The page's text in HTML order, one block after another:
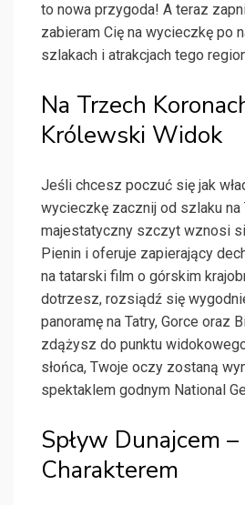
to nowa przygoda! A teraz
zabieram Cię na wycieczkę po
szlakach i atrakcjach tego
Na Trzech
Królewski Widok
Jeśli chcesz poczuć się jak
wycieczkę zacznij od szlaku na
majestatyczny szczyt wznosi
Pienin i oferuje zapierający
na tatarski film o górskim
dotrzesz, rozsiądź się
panoramę na Tatry, Gorce oraz
zdążysz do punktu
słońca, Twoje oczy zostaną
spektaklem godnym National
Spływ Dunajcem
Charakterem